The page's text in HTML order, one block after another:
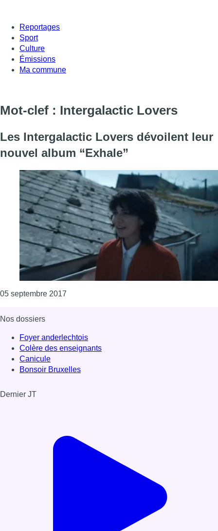
Reportages
Sport
Culture
Émissions
Ma commune
Mot-clef : Intergalactic Lovers
Les Intergalactic Lovers dévoilent leur
nouvel album “Exhale”
05 septembre 2017
Nos dossiers
Foyer anderlechtois
Colère des enseignants
Canicule
Bonsoir Bruxelles
Dernier JT